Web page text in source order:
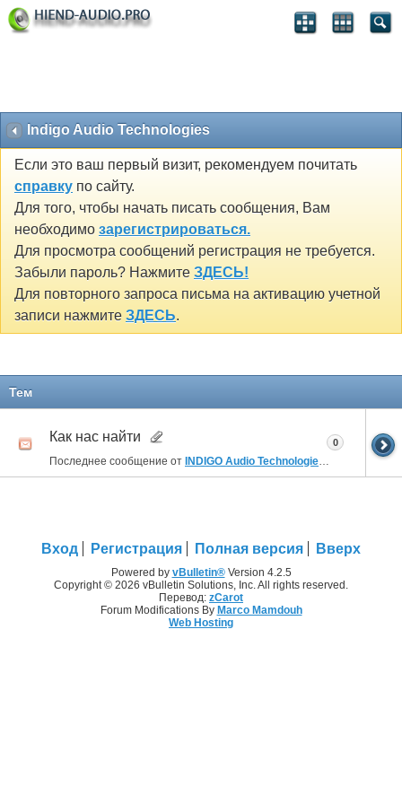
Indigo Audio Technologies
Если это ваш первый визит, рекомендуем почитать
справку по сайту.
Для того, чтобы начать писать сообщения, Вам
необходимо зарегистрироваться.
Для просмотра сообщений регистрация не требуется.
Забыли пароль? Нажмите ЗДЕСЬ!
Для повторного запроса письма на активацию учетной
записи нажмите ЗДЕСЬ.
Тем
Как нас найти
Последнее сообщение от INDIGO Audio Technologies 09.04.2013
0
Вход Регистрация Полная версия Вверх
Powered by vBulletin®Version 4.2.5
Copyright © 2026 vBulletin Solutions, Inc. All rights reserved.
Перевод: zCarot
Forum Modifications By Marco Mamdouh
Web Hosting